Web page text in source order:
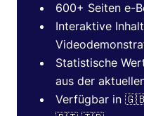
600+ Seiten e-
Interaktive
Statistische
aus der
Verfügbar